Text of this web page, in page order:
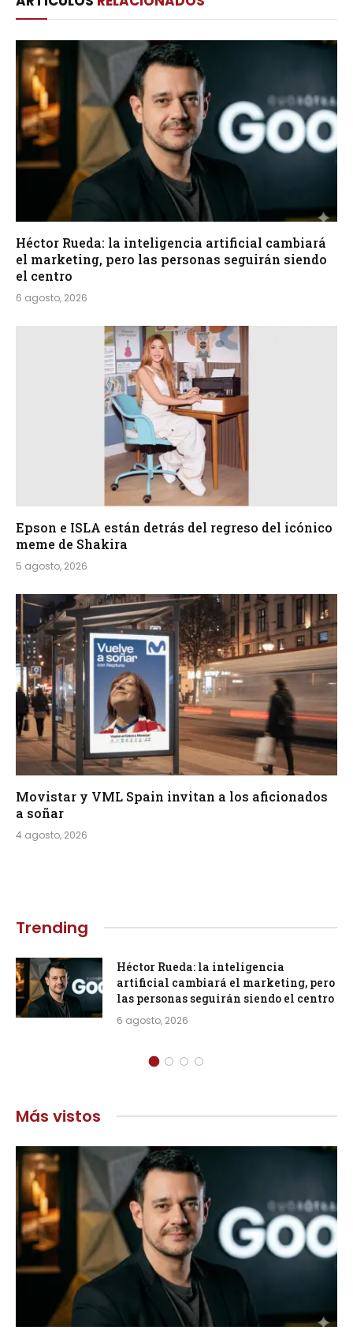
Héctor Rueda: la inteligencia artificial cambiará
el marketing, pero las personas seguirán siendo
el centro
6 agosto, 2026
Epson e ISLA están detrás del regreso del icónico
meme de Shakira
5 agosto, 2026
Movistar y VML Spain invitan a los aficionados
a soñar
4 agosto, 2026
Trending
Héctor Rueda: la inteligencia
artificial cambiará el marketing, pero
las personas seguirán siendo el centro
6 agosto, 2026
Más vistos